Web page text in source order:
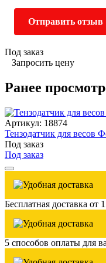
Отправить отзыв
Под заказ
Запросить цену
Ранее
Артикул: 18874
Тензодатчик для весов
Под заказ
Под заказ
Бесплатная доставка от
5 способов оплаты для